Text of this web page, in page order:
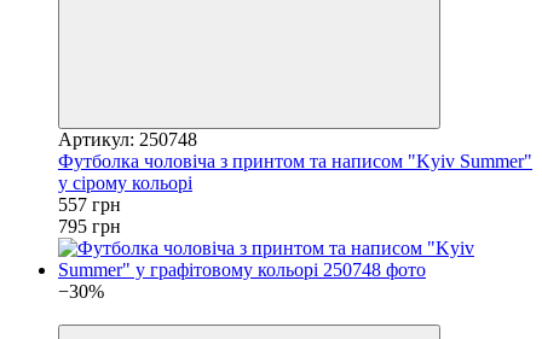
Артикул: 250748
Футболка чоловіча з принтом та написом "Kyiv Summer"
у сірому кольорі
557 грн
795 грн
−30%